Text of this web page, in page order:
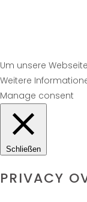
Um unsere
Weitere
Manage consent
Schließen
PRIVACY